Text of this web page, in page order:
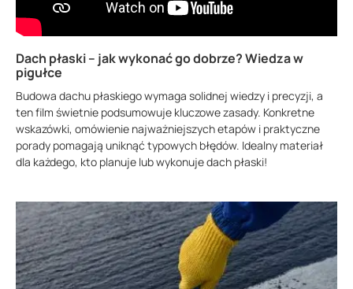
Dach płaski – jak wykonać go dobrze? Wiedza w
pigułce
Budowa dachu płaskiego wymaga solidnej wiedzy i precyzji, a
ten film świetnie podsumowuje kluczowe zasady. Konkretne
wskazówki, omówienie najważniejszych etapów i praktyczne
porady pomagają uniknąć typowych błędów. Idealny materiał
dla każdego, kto planuje lub wykonuje dach płaski!